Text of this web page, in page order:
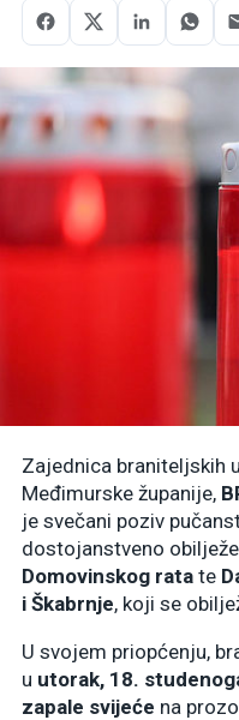
Zajednica braniteljskih
Međimurske županije,
je svečani poziv
dostojanstveno obilježe
Domovinskog rata te
i Škabrnje, koji se
U svojem priopćenju,
u utorak, 18.
zapale svijeće na